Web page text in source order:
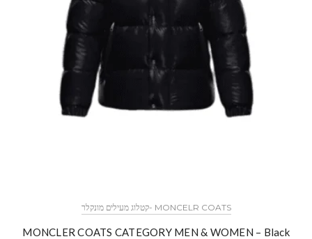
MONCELR COATS -קטלוג מעילים מונקלר
MONCLER COATS CATEGORY MEN & WOMEN – Black